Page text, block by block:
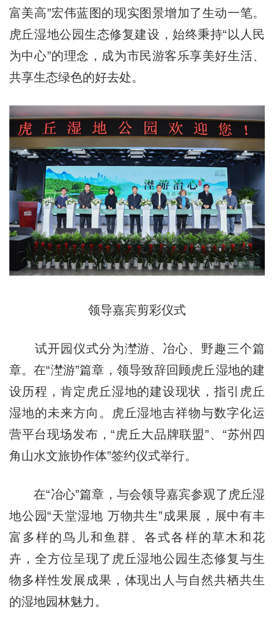
富美高”宏伟蓝图的现实图景增加了生动一笔。
虎丘湿地公园生态修复建设，始终秉持“以人民
为中心”的理念，成为市民游客乐享美好生活、
共享生态绿色的好去处。
领导嘉宾剪彩仪式
试开园仪式分为漜游、冶心、野趣三个篇
章。在“漜游”篇章，领导致辞回顾虎丘湿地的建
设历程，肯定虎丘湿地的建设现状，指引虎丘
湿地的未来方向。虎丘湿地吉祥物与数字化运
营平台现场发布，“虎丘大品牌联盟”、“苏州四
角山水文旅协作体”签约仪式举行。
在“冶心”篇章，与会领导嘉宾参观了虎丘湿
地公园“天堂湿地 万物共生”成果展，展中有丰
富多样的鸟儿和鱼群、各式各样的草木和花
卉，全方位呈现了虎丘湿地公园生态修复与生
物多样性发展成果，体现出人与自然共栖共生
的湿地园林魅力。